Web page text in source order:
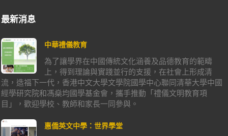
最新消息
中華禮儀教育
為了讓學界在中國傳統文化涵養及品德教育的範疇
上，得到理論與實踐並行的支援，在社會上形成清
流，造福下一代，香港中文大學文學院國學中心聯同清華大學中國
經學研究院和馮燊均國學基金會，攜手推動「禮儀文明教育項
目」，歡迎學校、教師和家長一同參與。
惠僑英文中學：世界學堂